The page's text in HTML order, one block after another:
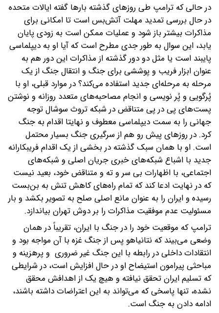
در حالی که ترامپ طی روزهای گذشته بارها گفته ایالات متحده
در حال بررسی تمدید مهلت آتش‌بس است تا امکانی برای
مذاکرات بیشتر باز شود و عملیات ممکن است به زودی پایان
یابد، این سوال به طور جدی مطرح است که آیا او به دیپلماسی
پایبند است یا مثل دو دور گذشته از مذاکرات این دور هم به
عنوان ابزار فریب و پوششی برای جنگ و انتقال جنگ از یک
مرحله به مرحله‌ای جدید استفاده می‌کند؟ در موارد قبلی، او با
پُرگویی و پُر نویسی و انجام مصاحبه‌های متعدد روزانه و نوشتن
پست‌های پی در پی متناقض در شبکه تروث سوشال توجه
جهانی را به سمت دیپلماسی معطوف و نهایتا اقدام به جنگ
کرد. در روزهای پیش رو هم از سرگیری جنگ بسیار محتمل
است. او با همان سبک گذشته در بخشی از یک اقدام فریبکارانه
جدید با اشباع شبکه‌های خبری جریان اصلی و شبکه‌های
اجتماعی، با اظهارات بی سر و ته و متناقض خود، بعید نیست
که در نهایت ادعا کند که تمام راه‌های کاهش تنش به بن‌بست
رسیده و ایران را به عنوان مانع اصلی صلح به تصویر بکشد و بار
مسئولیت عدم موفقیت مذاکرات را بر دوش تهران بیاندازد.
ترامپ که موقعیت خود را در جنگ با ایران، تقریباً در همان
وضعی می‌بیند که نتانیاهو پس از جنگ غزه با آن مواجه بود و
انتقادات داخلی در رابطه با این جنگ غیر ضروری و پرهزینه و
مباحثی پیرامون استیضاح او در حال افزایش است، در شرایطی
که تسلیم ایران تحقق نیافته و هیچ یک از اهدافش محقق
نشده، تنها پاسخی که می‌تواند به این اعتراضات داشته باشند،
ادامه دادن به جنگ است.